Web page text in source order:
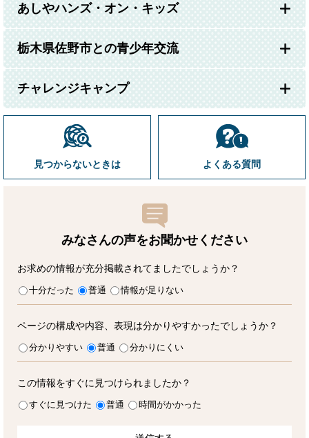
あしやハンズ・オン・キッズ
栃木県佐野市との青少年交流
チャレンジキャンプ
見つからないときは よくある質問
みなさんの声をお聞かせ ください
お求めの情報が充分掲載されてましたでしょうか？
十分だった 普通 情報が足りない
ページの構成や内容、表現は分かりやすかったでしょうか？
分かりやすい 普通 分かりにくい
この情報をすぐに見つけられましたか？
すぐに見つけた 普通 時間がかかった